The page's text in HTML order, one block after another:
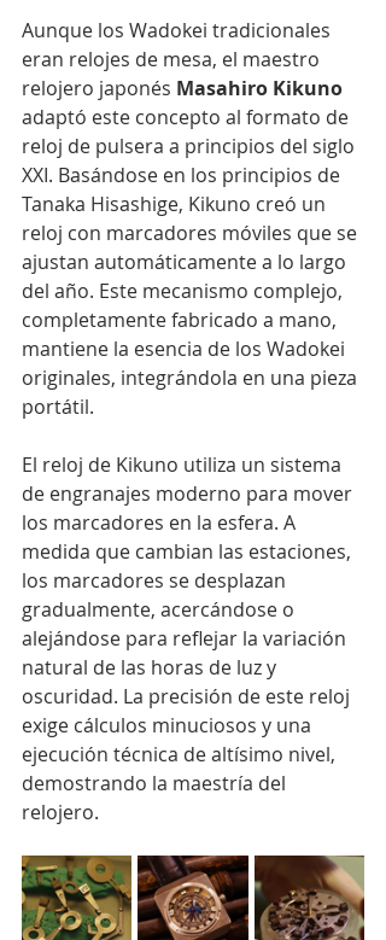
Aunque los Wadokei tradicionales
eran relojes de mesa, el maestro
relojero japonés Masahiro Kikuno
adaptó este concepto al formato de
reloj de pulsera a principios del siglo
XXI. Basándose en los principios de
Tanaka Hisashige, Kikuno creó un
reloj con marcadores móviles que se
ajustan automáticamente a lo largo
del año. Este mecanismo complejo,
completamente fabricado a mano,
mantiene la esencia de los Wadokei
originales, integrándola en una pieza
portátil.
El reloj de Kikuno utiliza un sistema
de engranajes moderno para mover
los marcadores en la esfera. A
medida que cambian las estaciones,
los marcadores se desplazan
gradualmente, acercándose o
alejándose para reflejar la variación
natural de las horas de luz y
oscuridad. La precisión de este reloj
exige cálculos minuciosos y una
ejecución técnica de altísimo nivel,
demostrando la maestría del
relojero.